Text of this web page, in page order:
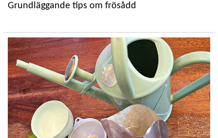
Grundläggande tips om frösådd